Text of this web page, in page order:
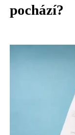
pochází?